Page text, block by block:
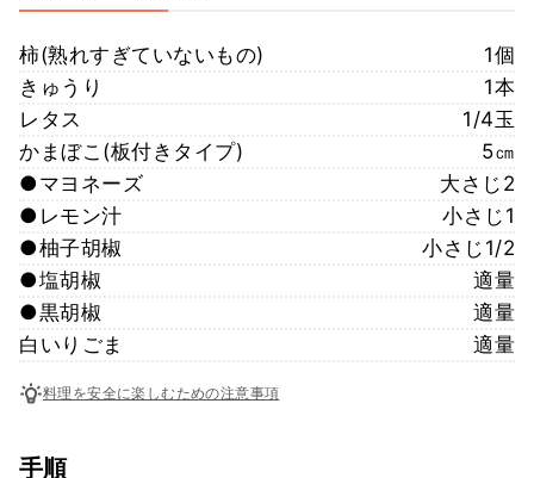
柿(熟れすぎていないもの)
1個
きゅうり
1本
レタス
1/4玉
かまぼこ(板付きタイプ)
5㎝
●マヨネーズ
大さじ2
●レモン汁
小さじ1
●柚子胡椒
小さじ1/2
●塩胡椒
適量
●黒胡椒
適量
白いりごま
適量
料理を安全に楽しむための注意事項
手順